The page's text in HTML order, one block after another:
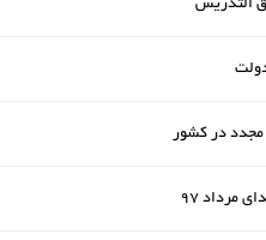
التدریس
مجدد در کشور
مرداد 97